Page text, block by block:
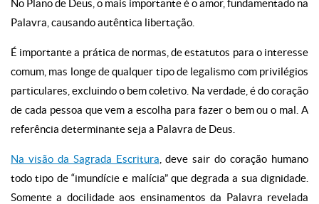
No Plano de Deus, o mais importante é o amor, fundamentado na
Palavra, causando autêntica libertação.
É importante a prática de normas, de estatutos para o interesse
comum, mas longe de qualquer tipo de legalismo com privilégios
particulares, excluindo o bem coletivo. Na verdade, é do coração
de cada pessoa que vem a escolha para fazer o bem ou o mal. A
referência determinante seja a Palavra de Deus.
Na visão da Sagrada Escritura , deve sair do coração humano
todo tipo de “imundície e malícia” que degrada a sua dignidade.
Somente a docilidade aos ensinamentos da Palavra revelada